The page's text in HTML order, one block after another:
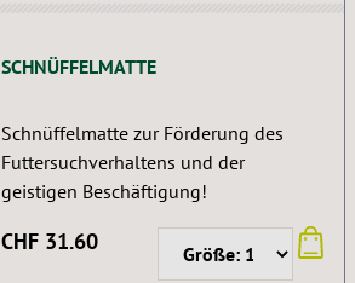
SCHNÜFFELMATTE
Schnüffelmatte zur Förderung des
Futtersuchverhaltens und der
geistigen Beschäftigung!
CHF 31.60